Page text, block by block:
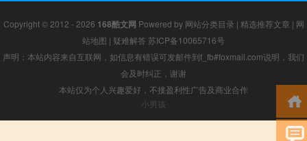
Copyright © 2012 - 2026 168酷文网 Powered by 网站分类目录 | 精选推荐文章 | 网
站地图 | 疑难解答 苏ICP备10065716号
声明：本站内容来自互联网，如信息有错误可发邮件到f_fb#foxmail.com说明，我们
会及时纠正，谢谢
本站仅为个人兴趣爱好，不接盈利性广告及商业合作
小男孩